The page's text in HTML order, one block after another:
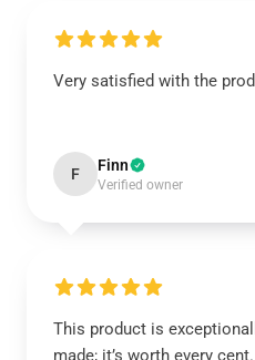
Very satisfied with the
F Finn
Verified owner
This product is
made; it’s worth every cent.